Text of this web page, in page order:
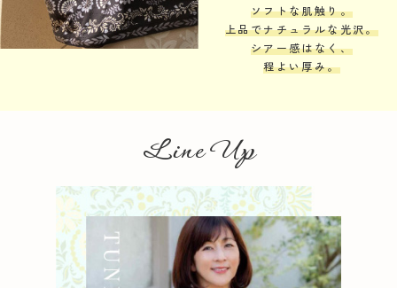
ソフトな肌触り。
上品でナチュラルな光沢。
シアー感はなく、
程よい厚み。
Line Up